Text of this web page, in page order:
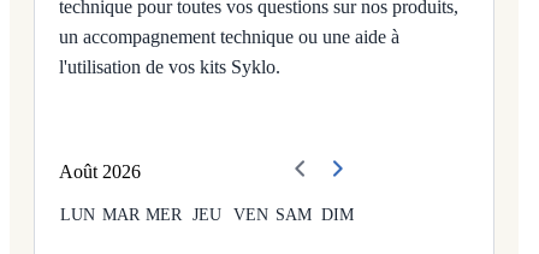
technique pour toutes vos questions sur nos produits,
un accompagnement technique ou une aide à
l'utilisation de vos kits Syklo.
Août2026
LUN MAR MER JEU VEN SAM DIM